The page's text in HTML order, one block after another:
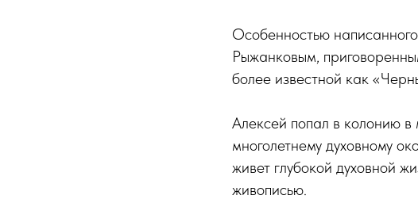
Особенностью
Рыжанковым,
более известной как
Алексей попал в колонию
многолетнему духовному
живет глубокой духовной
живописью.